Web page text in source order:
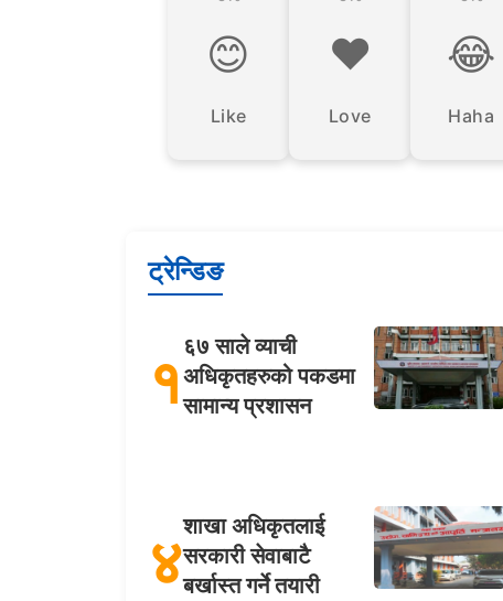
😊
Like
❤️
Love
😂
Haha
ट्रेन्डिङ
१६७ साले व्याची
अधिकृतहरुको पकडमा
सामान्य प्रशासन
४शाखा अधिकृतलाई
सरकारी सेवाबाटै
बर्खास्त गर्ने तयारी